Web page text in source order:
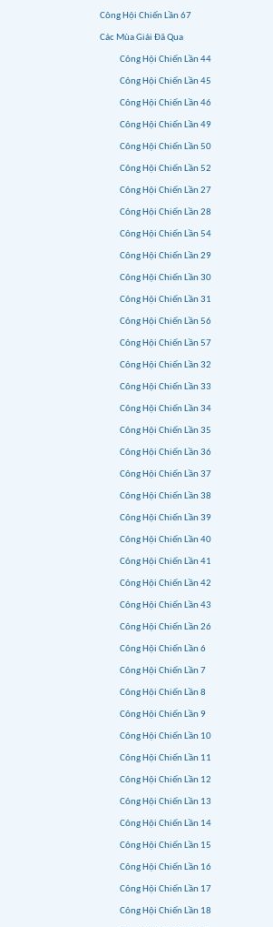
Công Hội Chiến Lần 67
Các Mùa Giải Đã Qua
Công Hội Chiến Lần 44
Công Hội Chiến Lần 45
Công Hội Chiến Lần 46
Công Hội Chiến Lần 49
Công Hội Chiến Lần 50
Công Hội Chiến Lần 52
Công Hội Chiến Lần 27
Công Hội Chiến Lần 28
Công Hội Chiến Lần 54
Công Hội Chiến Lần 29
Công Hội Chiến Lần 30
Công Hội Chiến Lần 31
Công Hội Chiến Lần 56
Công Hội Chiến Lần 57
Công Hội Chiến Lần 32
Công Hội Chiến Lần 33
Công Hội Chiến Lần 34
Công Hội Chiến Lần 35
Công Hội Chiến Lần 36
Công Hội Chiến Lần 37
Công Hội Chiến Lần 38
Công Hội Chiến Lần 39
Công Hội Chiến Lần 40
Công Hội Chiến Lần 41
Công Hội Chiến Lần 42
Công Hội Chiến Lần 43
Công Hội Chiến Lần 26
Công Hội Chiến Lần 6
Công Hội Chiến Lần 7
Công Hội Chiến Lần 8
Công Hội Chiến Lần 9
Công Hội Chiến Lần 10
Công Hội Chiến Lần 11
Công Hội Chiến Lần 12
Công Hội Chiến Lần 13
Công Hội Chiến Lần 14
Công Hội Chiến Lần 15
Công Hội Chiến Lần 16
Công Hội Chiến Lần 17
Công Hội Chiến Lần 18